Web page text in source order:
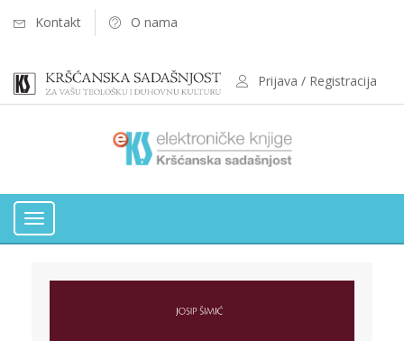
Kontakt O nama
Prijava / Registracija
Toggle